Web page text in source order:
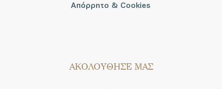
Απόρρητο & Cookies
AΚΟΛΟΥΘΗΣΕ ΜΑΣ